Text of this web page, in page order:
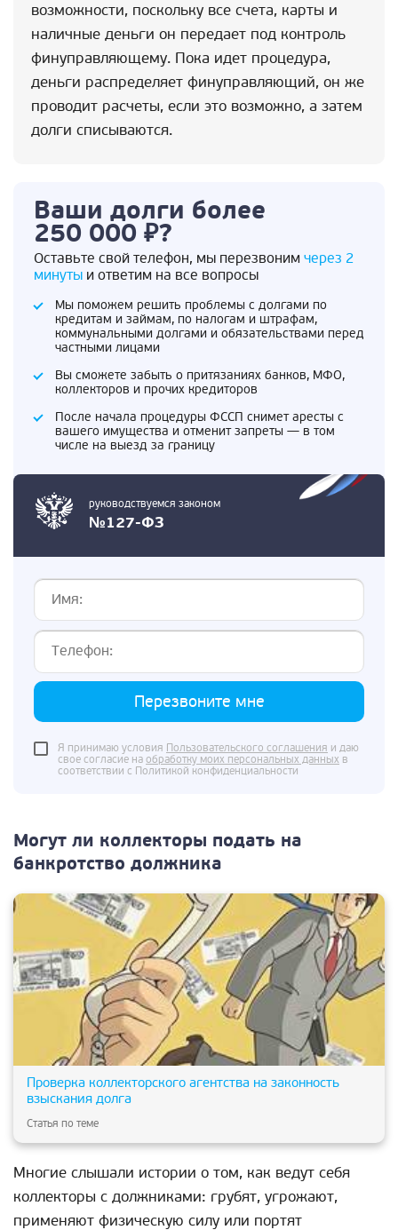
возможности, поскольку все счета, карты и
наличные деньги он передает под контроль
финуправляющему. Пока идет процедура,
деньги распределяет финуправляющий, он же
проводит расчеты, если это возможно, а затем
долги списываются.
руководствуемся законом
№127-ФЗ
Ваши долги более
250 000 ₽?
Оставьте свой телефон, мы перезвоним через 2
минуты и ответим на все вопросы
Мы поможем решить проблемы с долгами по
кредитам и займам, по налогам и штрафам,
коммунальными долгами и обязательствами перед
частными лицами
Вы сможете забыть о притязаниях банков, МФО,
коллекторов и прочих кредиторов
После начала процедуры ФССП снимет аресты с
вашего имущества и отменит запреты — в том
числе на выезд за границу
Перезвоните мне
Я принимаю условия Пользовательского соглашения и даю
свое согласие на обработку моих персональных данных в
соответствии с Политикой конфиденциальности
Могут ли коллекторы подать на
банкротство должника
Проверка коллекторского агентства на законность
взыскания долга
Статья по теме
Многие слышали истории о том, как ведут себя
коллекторы с должниками: грубят, угрожают,
применяют физическую силу или портят